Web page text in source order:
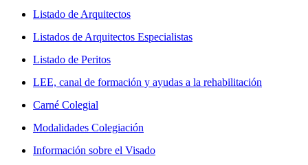
Listado de Arquitectos
Listados de Arquitectos Especialistas
Listado de Peritos
LEE, canal de formación y ayudas a la rehabilitación
Carné Colegial
Modalidades Colegiación
Información sobre el Visado